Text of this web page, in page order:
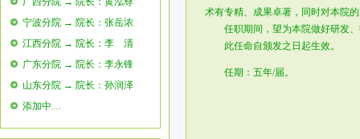
宁波分院 → 院长：张岳浓
江西分院 → 院长：李 清
广东分院 → 院长：李永锋
山东分院 → 院长：孙润泽
添加中…
术有专精、成果卓著，同时对本院
任职期间，望为本院做好研发、
此任命自颁发之日起生效。
任期：五年/届。